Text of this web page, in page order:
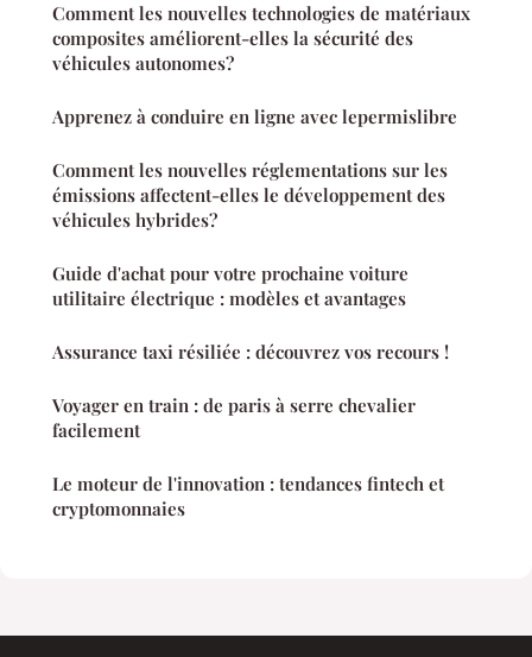
Comment les nouvelles technologies de matériaux
composites améliorent-elles la sécurité des
véhicules autonomes?
Apprenez à conduire en ligne avec lepermislibre
Comment les nouvelles réglementations sur les
émissions affectent-elles le développement des
véhicules hybrides?
Guide d'achat pour votre prochaine voiture
utilitaire électrique : modèles et avantages
Assurance taxi résiliée : découvrez vos recours !
Voyager en train : de paris à serre chevalier
facilement
Le moteur de l'innovation : tendances fintech et
cryptomonnaies